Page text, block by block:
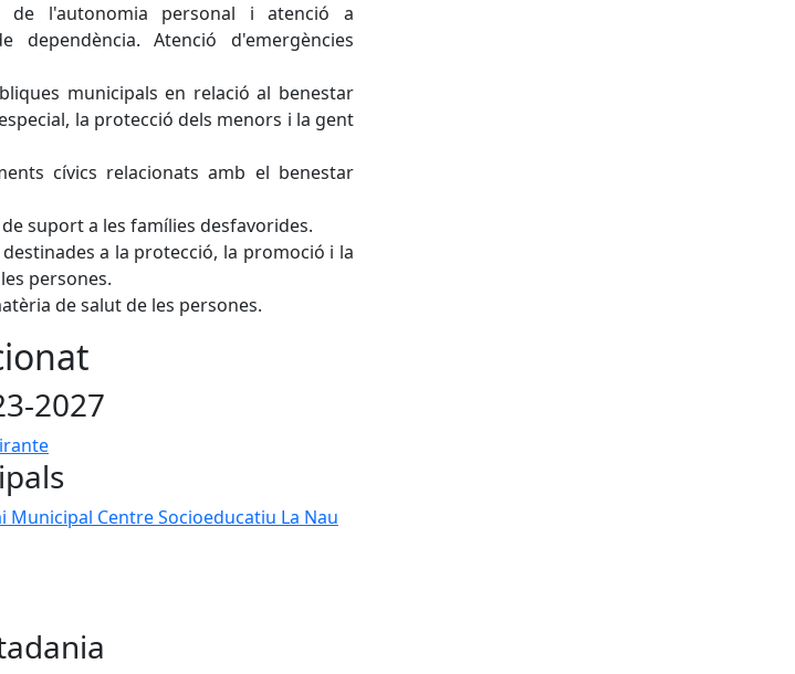
de l'autonomia personal i atenció a
dependència. Atenció d'emergències
municipals en relació al benestar
la protecció dels menors i la gent
cívics relacionats amb el benestar
suport a les famílies desfavorides.
a la protecció, la promoció i la
persones.
de salut de les persones.
2027
Municipal Centre Socioeducatiu La Nau